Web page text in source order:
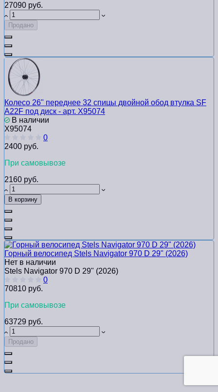
27090 руб.
Продано
Колесо 26" переднее 32 спицы двойной обод втулка SF
A22F под диск - арт. Х95074
В наличии
Х95074
0
2400 руб.
При самовывозе
2160 руб.
В корзину
Горный велосипед Stels Navigator 970 D 29" (2026)
Нет в наличии
Stels Navigator 970 D 29" (2026)
0
70810 руб.
При самовывозе
63729 руб.
Продано